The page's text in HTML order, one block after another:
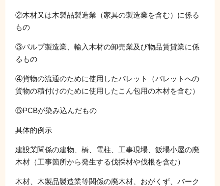
②木材又は木製品製造業（家具の製造業を含む）に係る
もの
③パルプ製造業、輸入木材の卸売業及び物品賃貸業に係
るもの
④貨物の流通のために使用したパレット（パレットへの
貨物の積付けのために使用したこん包用の木材を含む）
⑤PCBが染み込んだもの
具体的例示
建設業関係の建物、橋、電柱、工事現場、飯場小屋の廃
木材（工事箇所から発生する伐採材や伐根を含む）
木材、木製品製造業等関係の廃木材、おがくず、バーク